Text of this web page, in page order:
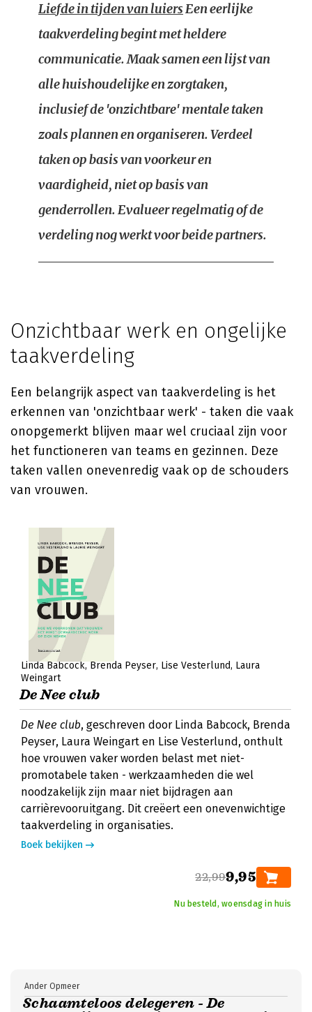
Liefde in tijden van luiersEen eerlijke
taakverdeling begint met heldere
communicatie. Maak samen een lijst van
alle huishoudelijke en zorgtaken,
inclusief de 'onzichtbare' mentale taken
zoals plannen en organiseren. Verdeel
taken op basis van voorkeur en
vaardigheid, niet op basis van
genderrollen. Evalueer regelmatig of de
verdeling nog werkt voor beide partners.
Onzichtbaar werk en ongelijke
taakverdeling
Een belangrijk aspect van taakverdeling is het
erkennen van 'onzichtbaar werk' - taken die vaak
onopgemerkt blijven maar wel cruciaal zijn voor
het functioneren van teams en gezinnen. Deze
taken vallen onevenredig vaak op de schouders
van vrouwen.
Linda Babcock Brenda Peyser Lise Vesterlund Laura
Weingart
De Nee club
De Nee club, geschreven door Linda Babcock, Brenda
Peyser, Laura Weingart en Lise Vesterlund, onthult
hoe vrouwen vaker worden belast met niet-
promotabele taken - werkzaamheden die wel
noodzakelijk zijn maar niet bijdragen aan
carrièrevooruitgang. Dit creëert een onevenwichtige
taakverdeling in organisaties.
Boek bekijken
22,999,95
Nu besteld, woensdag in huis
Schaamteloos delegeren - De
Ander Opmeer